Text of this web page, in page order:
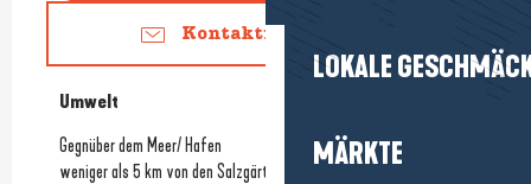
LOKALE
MÄRKTE
Kontaktieren Sie uns
Umwelt
Umwelt
Gegnüber dem Meer/ Hafen
weniger als 5 km von den Salzgärten entfernt